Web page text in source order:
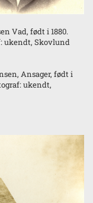
Vad, født i 1880.
ukendt, Skovlund
Ansager, født i
ukendt,